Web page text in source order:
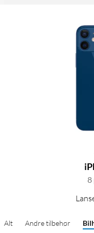
8
Alt Andre tilbehør